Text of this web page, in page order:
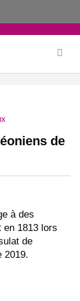
de
à des
en 1813 lors
de
2019.